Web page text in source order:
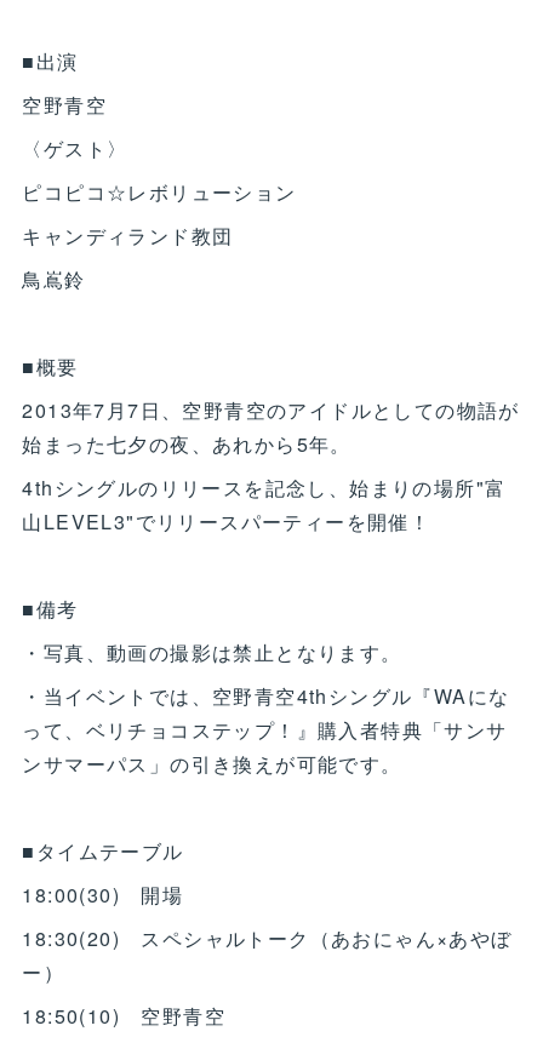
■出演
空野青空
〈ゲスト〉
ピコピコ☆レボリューション
キャンディランド教団
鳥嶌鈴
■概要
2013年7月7日、空野青空のアイドルとしての物語が
始まった七夕の夜、あれから5年。
4thシングルのリリースを記念し、始まりの場所"富
山LEVEL3"でリリースパーティーを開催！
■備考
・写真、動画の撮影は禁止となります。
・当イベントでは、空野青空4thシングル『WAにな
って、ベリチョコステップ！』購入者特典「サンサ
ンサマーパス」の引き換えが可能です。
■タイムテーブル
18:00(30) 開場
18:30(20) スペシャルトーク（あおにゃん×あやぼ
ー）
18:50(10) 空野青空